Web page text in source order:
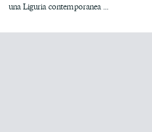
una Liguria contemporanea ...